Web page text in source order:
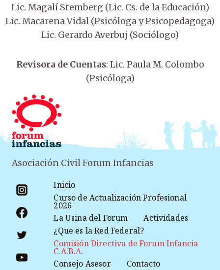
Lic. Magalí Stemberg (Lic. Cs. de la Educación)
Lic. Macarena Vidal (Psicóloga y Psicopedagoga)
Lic. Gerardo Averbuj (Sociólogo)
Revisora de Cuentas: Lic. Paula M. Colombo
(Psicóloga)
Asociación Civil Forum Infancias
Inicio
Curso de Actualización Profesional
2026
La Usina del Forum
Actividades
¿Que es la Red Federal?
Comisión Directiva de Forum Infancia
C.A.B.A.
Consejo Asesor
Contacto